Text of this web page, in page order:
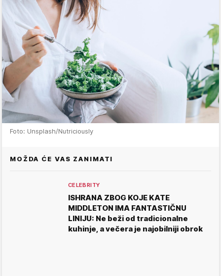
Foto: Unsplash/Nutriciously
MOŽDA ĆE VAS ZANIMATI
CELEBRITY
ISHRANA ZBOG KOJE KATE
MIDDLETON IMA FANTASTIČNU
LINIJU: Ne beži od tradicionalne
kuhinje, a večera je najobilniji obrok